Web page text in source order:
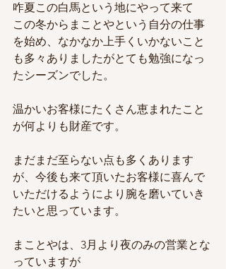
咋夏この白馬という地にやって来て
この冬からまことやという自分の仕事
を始め、なかなか上手くいかないこと
も多々ありましたがとても勉強になっ
たシーズンでした。
温かいお客様にたくさん恵まれたこと
が何よりも財産です。
まだまだ至らない点も多くあります
が、今後も来て頂いたお客様に喜んで
いただけるようにより腕を磨いていき
たいと思っています。
まことやは、3月より夜のみの営業とな
っていますが